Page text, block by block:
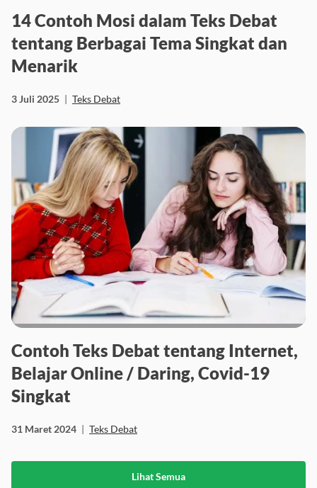
14 Contoh Mosi dalam Teks Debat
tentang Berbagai Tema Singkat dan
Menarik
3 Juli 2025 | Teks Debat
Contoh Teks Debat tentang Internet,
Belajar Online / Daring, Covid-19
Singkat
31 Maret 2024 | Teks Debat
Lihat Semua